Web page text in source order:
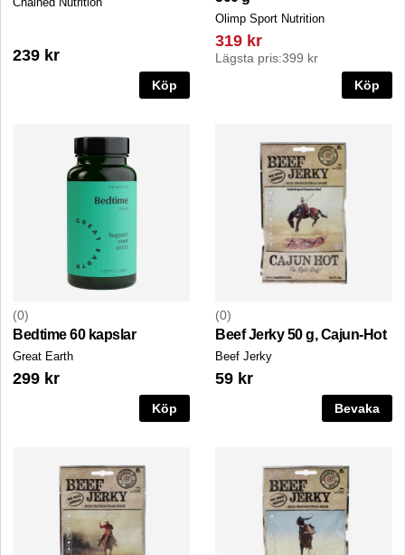
239 kr
Köp
Olimp Sport Nutrition
319 kr
Lägsta pris:399 kr
Köp
0
Bedtime 60 kapslar
Great Earth
299 kr
Köp
0
Beef Jerky 50 g, Cajun-Hot
Beef Jerky
59 kr
Bevaka